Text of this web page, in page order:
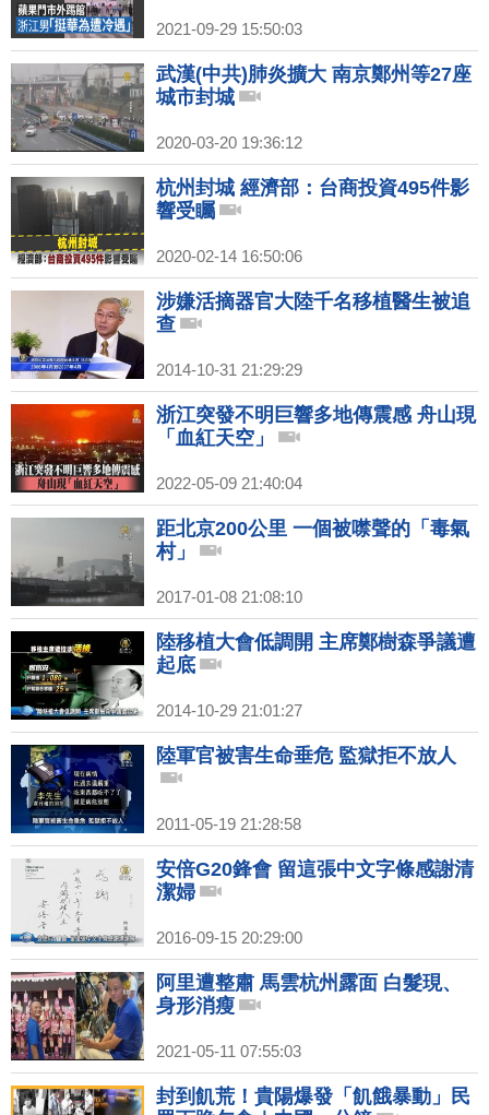
2021-09-29 15:50:03
武漢(中共)肺炎擴大 南京鄭州等27座
城市封城
2020-03-20 19:36:12
杭州封城 經濟部：台商投資495件影
響受矚
2020-02-14 16:50:06
涉嫌活摘器官大陸千名移植醫生被追
查
2014-10-31 21:29:29
浙江突發不明巨響多地傳震感 舟山現
「血紅天空」
2022-05-09 21:40:04
距北京200公里 一個被噤聲的「毒氣
村」
2017-01-08 21:08:10
陸移植大會低調開 主席鄭樹森爭議遭
起底
2014-10-29 21:01:27
陸軍官被害生命垂危 監獄拒不放人
2011-05-19 21:28:58
安倍G20鋒會 留這張中文字條感謝清
潔婦
2016-09-15 20:29:00
阿里遭整肅 馬雲杭州露面 白髮現、
身形消瘦
2021-05-11 07:55:03
封到飢荒！貴陽爆發「飢餓暴動」民